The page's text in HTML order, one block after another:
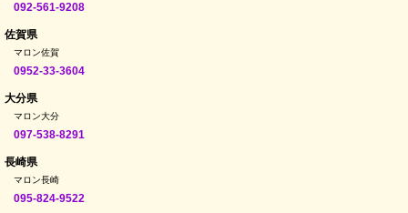
092-561-9208
佐賀県
マロン佐賀
0952-33-3604
大分県
マロン大分
097-538-8291
長崎県
マロン長崎
095-824-9522